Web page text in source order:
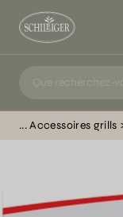
Accessoires grills